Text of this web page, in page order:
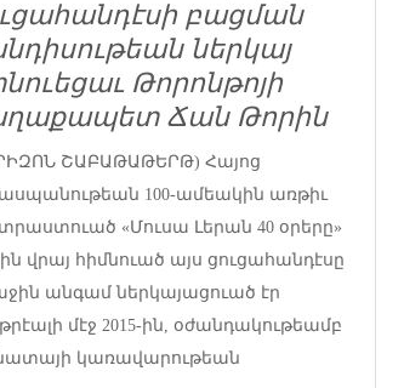
բացման
ներկայ
Թորոնթոյի
Ճան Թորին
ՇԱԲԱԹԱԹԵՐԹ) Հայոց
100-ամեակին առթիւ
«Մուսա Լերան 40 օրերը»
վրայ հիմնուած այս ցուցահանդէսը
անգամ ներկայացուած էր
մէջ 2015-ին, օժանդակութեամբ
կառավարութեան